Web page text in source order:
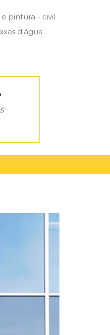
pintura - civil
d'água